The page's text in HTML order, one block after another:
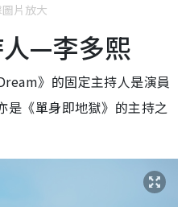
片放大
人—李多熙
》的固定主持人是演員
是《單身即地獄》的主持之